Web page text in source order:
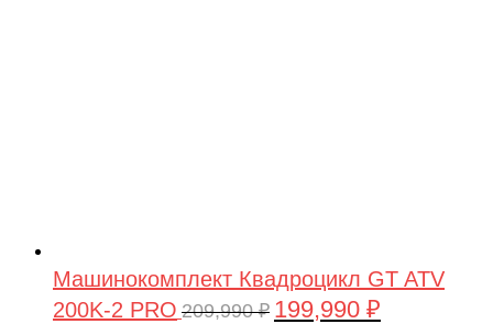
Машинокомплект Квадроцикл GT ATV
200K-2 PRO 209,990₽ Первоначальная
199,990 ₽